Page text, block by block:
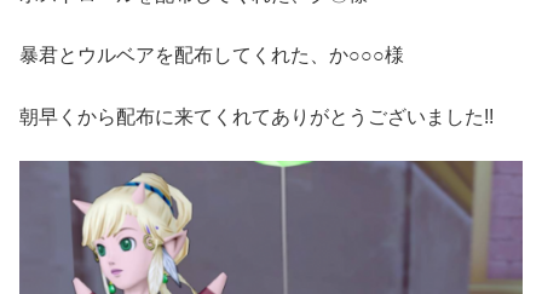
暴君とウルベアを配布してくれた、か○○○様
朝早くから配布に来てくれてありがとうございました!!